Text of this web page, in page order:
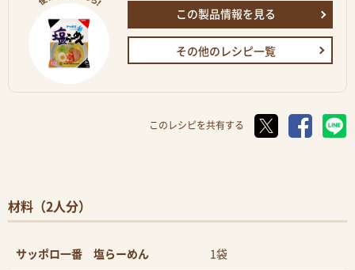
この製品情報を見る
その他のレシピ一覧
このレシピを共有する
材料（2人分）
サッポロ一番 塩らーめん 1袋